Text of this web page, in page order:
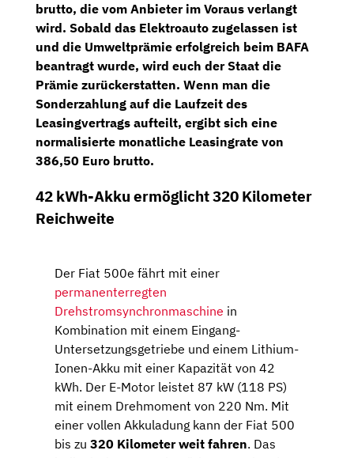
brutto, die vom Anbieter im Voraus verlangt
wird. Sobald das Elektroauto zugelassen ist
und die Umweltprämie erfolgreich beim BAFA
beantragt wurde, wird euch der Staat die
Prämie zurückerstatten. Wenn man die
Sonderzahlung auf die Laufzeit des
Leasingvertrags aufteilt, ergibt sich eine
normalisierte monatliche Leasingrate von
386,50 Euro brutto.
42 kWh-Akku ermöglicht 320 Kilometer
Reichweite
Der Fiat 500e fährt mit einer
permanenterregten
Drehstromsynchronmaschine in
Kombination mit einem Eingang-
Untersetzungsgetriebe und einem Lithium-
Ionen-Akku mit einer Kapazität von 42
kWh. Der E-Motor leistet 87 kW (118 PS)
mit einem Drehmoment von 220 Nm. Mit
einer vollen Akkuladung kann der Fiat 500
bis zu 320 Kilometer weit fahren. Das